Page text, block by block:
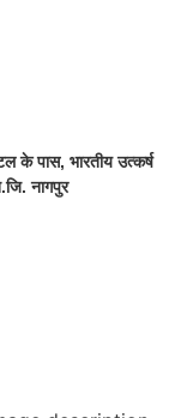
के पास, भारतीय उत्कर्ष
नागपुर